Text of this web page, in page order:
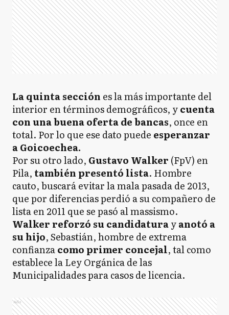
La quinta sección es la más importante del
interior en términos demográficos, ycuenta
con una buena oferta de bancas, once en
total. Por lo que ese dato puede esperanzar
a Goicoechea.
Por su otro lado, Gustavo Walker (FpV) en
Pila, también presentó lista. Hombre
cauto, buscará evitar la mala pasada de 2013,
que por diferencias perdió a su compañero de
lista en 2011 que se pasó al massismo.
Walker reforzó su candidaturayanotó a
su hijo, Sebastián, hombre de extrema
confianzacomo primer concejal, tal como
establece la Ley Orgánica de las
Municipalidades para casos de licencia.
Ads